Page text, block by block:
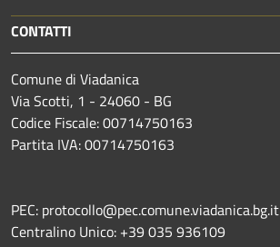
CONTATTI
Comune di Viadanica
Via Scotti, 1 - 24060 - BG
Codice Fiscale: 00714750163
Partita IVA: 00714750163
PEC: protocollo@pec.comune.viadanica.bg.it
Centralino Unico: +39 035 936109